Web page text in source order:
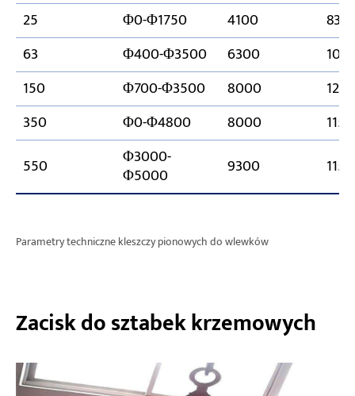
25
Φ0-Φ1750 4100
63
Φ400-Φ3500 6300
150
Φ700-Φ3500 8000
350
Φ0-Φ4800 8000
550
Φ3000-
Φ5000 9300
Parametry techniczne kleszczy pionowych do wlewków
Zacisk do sztabek krzemowych